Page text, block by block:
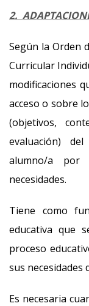
2.
Según la Orden
Curricular
modificaciones
acceso o sobre
(objetivos,
evaluación)
alumno/a
necesidades.
Tiene como
educativa que
proceso
sus necesidades
Es necesaria